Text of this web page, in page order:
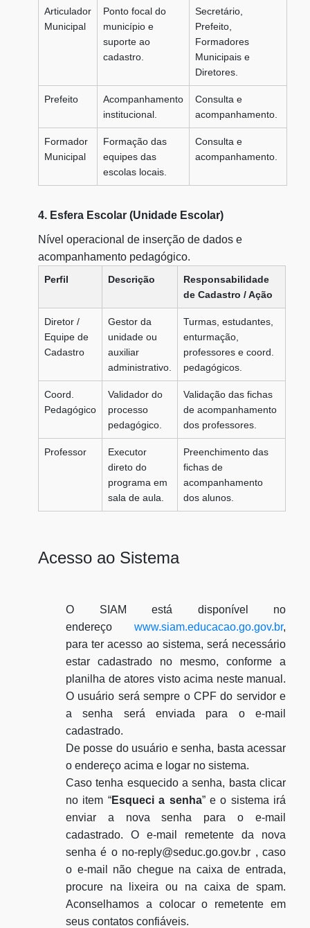
Articulador
Municipal
Ponto focal do
município e
suporte ao
cadastro.
Secretário,
Prefeito,
Formadores
Municipais e
Diretores.
Prefeito
Acompanhamento
institucional.
Consulta e
acompanhamento.
Formador
Municipal
Formação das
equipes das
escolas locais.
Consulta e
acompanhamento.
4. Esfera Escolar (Unidade Escolar)
Nível operacional de inserção de dados e
acompanhamento pedagógico.
Perfil Descrição
Responsabilidade
de Cadastro / Ação
Diretor /
Equipe de
Cadastro
Gestor da
unidade ou
auxiliar
administrativo.
Turmas, estudantes,
enturmação,
professores e coord.
pedagógicos.
Coord.
Pedagógico
Validador do
processo
pedagógico.
Validação das fichas
de acompanhamento
dos professores.
Professor
Executor
direto do
programa em
sala de aula.
Preenchimento das
fichas de
acompanhamento
dos alunos.
Acesso ao Sistema
O SIAM está disponível no
endereço www.siam.educacao.go.gov.br,
para ter acesso ao sistema, será necessário
estar cadastrado no mesmo, conforme a
planilha de atores visto acima neste manual.
O usuário será sempre o CPF do servidor e
a senha será enviada para o e-mail
cadastrado.
De posse do usuário e senha, basta acessar
o endereço acima e logar no sistema.
Caso tenha esquecido a senha, basta clicar
no item “Esqueci a senha” e o sistema irá
enviar a nova senha para o e-mail
cadastrado. O e-mail remetente da nova
senha é o no-reply@seduc.go.gov.br , caso
o e-mail não chegue na caixa de entrada,
procure na lixeira ou na caixa de spam.
Aconselhamos a colocar o remetente em
seus contatos confiáveis.